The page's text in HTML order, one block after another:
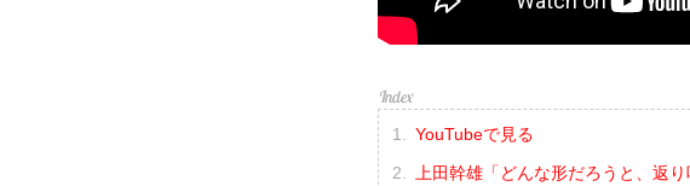
YouTubeで見る
上田幹雄「どんな形だろうと、返り